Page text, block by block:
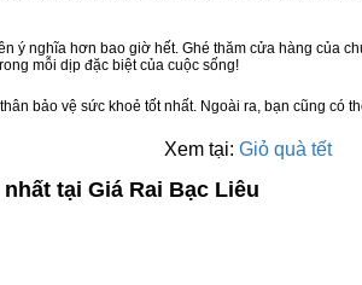
ý nghĩa hơn bao giờ hết. Ghé thăm cửa hàng của
mỗi dịp đặc biệt của cuộc sống!
bảo vệ sức khoẻ tốt nhất. Ngoài ra, bạn cũng có
Xem tại: Giỏ quà tết
tại Giá Rai Bạc Liêu